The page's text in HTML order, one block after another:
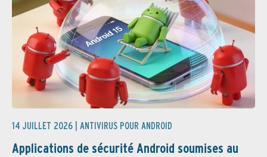
14 JUILLET 2026 | ANTIVIRUS POUR ANDROID
Applications de sécurité Android soumises au